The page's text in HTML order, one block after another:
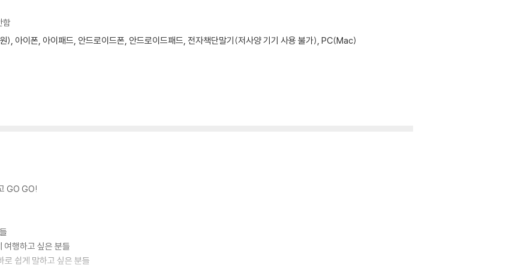
함
), 아이폰, 아이패드, 안드로이드폰, 안드로이드패드, 전자책단말기(저사양 기기 사용 불가), PC(Mac)
GO GO!
여행하고 싶은 분들
쉽게 말하고 싶은 분들